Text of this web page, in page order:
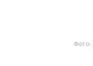
Фото: